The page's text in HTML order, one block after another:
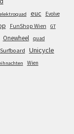
elektroquad euc
Evolve
FunShop Wien GT
Onewheel quad
Surfboard Unicycle
Wien